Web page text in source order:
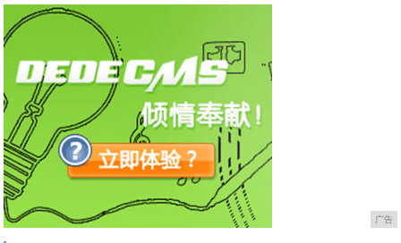
广告